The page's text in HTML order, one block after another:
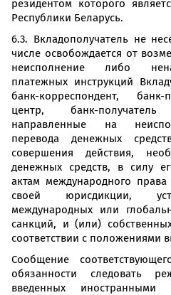
резидентом которого
Республики Беларусь.
6.3. Вкладополучатель не
числе освобождается от
неисполнение либо
платежных инструкций
банк-корреспондент,
центр, банк-
направленные на
перевода денежных
совершения действия,
денежных средств, в силу
актам международного
своей юрисдикции,
международных или
санкций, и (или)
соответствии с положениями
Сообщение
обязанности следовать
введенных